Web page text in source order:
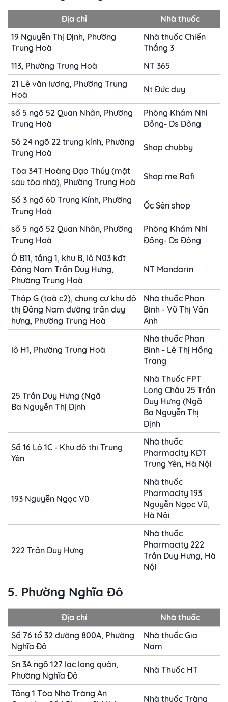
Địa chỉ
Nhà thuốc
19 Nguyễn Thị Định, Phường
Trung Hoà
Nhà thuốc Chiến
Thắng 3
113, Phường Trung Hoà
NT 365
21 Lê văn lương, Phường Trung
Hoà
Nt Đức duy
số 5 ngõ 52 Quan Nhân, Phường
Trung Hoà
Phòng Khám Nhi
Đồng- Ds Đông
Sô 24 ngõ 22 trung kính, Phường
Trung Hoà
Shop chubby
Tòa 34T Hoàng Đạo Thúy (mặt
sau tòa nhà), Phường Trung Hoà
Shop mẹ Rofi
Số 3 ngõ 60 Trung Kính, Phường
Trung Hoà
Ốc Sên shop
số 5 ngõ 52 Quan Nhân, Phường
Trung Hoà
Phòng Khám Nhi
Đồng- Ds Đông
Ô B11, tầng 1, khu B, lô N03 kđt
Đông Nam Trần Duy Hưng,
Phường Trung Hoà
NT Mandarin
Tháp G (toà c2), chung cư khu đô
thị Đông Nam đường trần duy
hưng, Phường Trung Hoà
Nhà thuốc Phan
Bình - Vũ Thị Vân
Anh
lô H1, Phường Trung Hoà
Nhà thuốc Phan
Bình - Lê Thị Hồng
Trang
25 Trần Duy Hưng (Ngã
Ba Nguyễn Thị Định
Nhà Thuốc FPT
Long Châu 25 Trần
Duy Hưng (Ngã
Ba Nguyễn Thị
Định
Số 16 Lô 1C - Khu đô thị Trung
Yên
Nhà thuốc
Pharmacity KĐT
Trung Yên, Hà Nội
193 Nguyễn Ngọc Vũ
Nhà thuốc
Pharmacity 193
Nguyễn Ngọc Vũ,
Hà Nội
222 Trần Duy Hưng
Nhà thuốc
Pharmacity 222
Trần Duy Hưng, Hà
Nội
5. Phường Nghĩa Đô
Địa chỉ
Nhà thuốc
Số 76 tổ 32 đường 800A, Phường
Nghĩa Đô
Nhà thuốc Gia
Nam
Sn 3A ngõ 127 lạc long quân,
Phường Nghĩa Đô
Nhà Thuốc HT
Tầng 1 Tòa Nhà Tràng An
Nhà thuốc Tràng